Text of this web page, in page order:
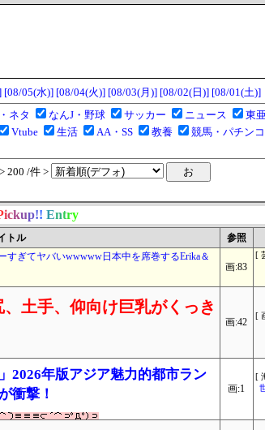
[08/05(水)] [08/04(火)] [08/03(月)] [08/02(日)] [08/01(土)]
ネタ なんJ・野球 サッカー ニュース 東亜
Vtube 生活 AA・SS 教養 競馬・パチンコ
200 /件 >
ickup!! Entry
トル 参照
すぎてヤバいwwwww日本中を席巻するErika＆
画:83
[
土手、仰向け巨乳がくっき
画:42
[
2026年版アジア魅力的都市ラン
衝撃！
画:1
[